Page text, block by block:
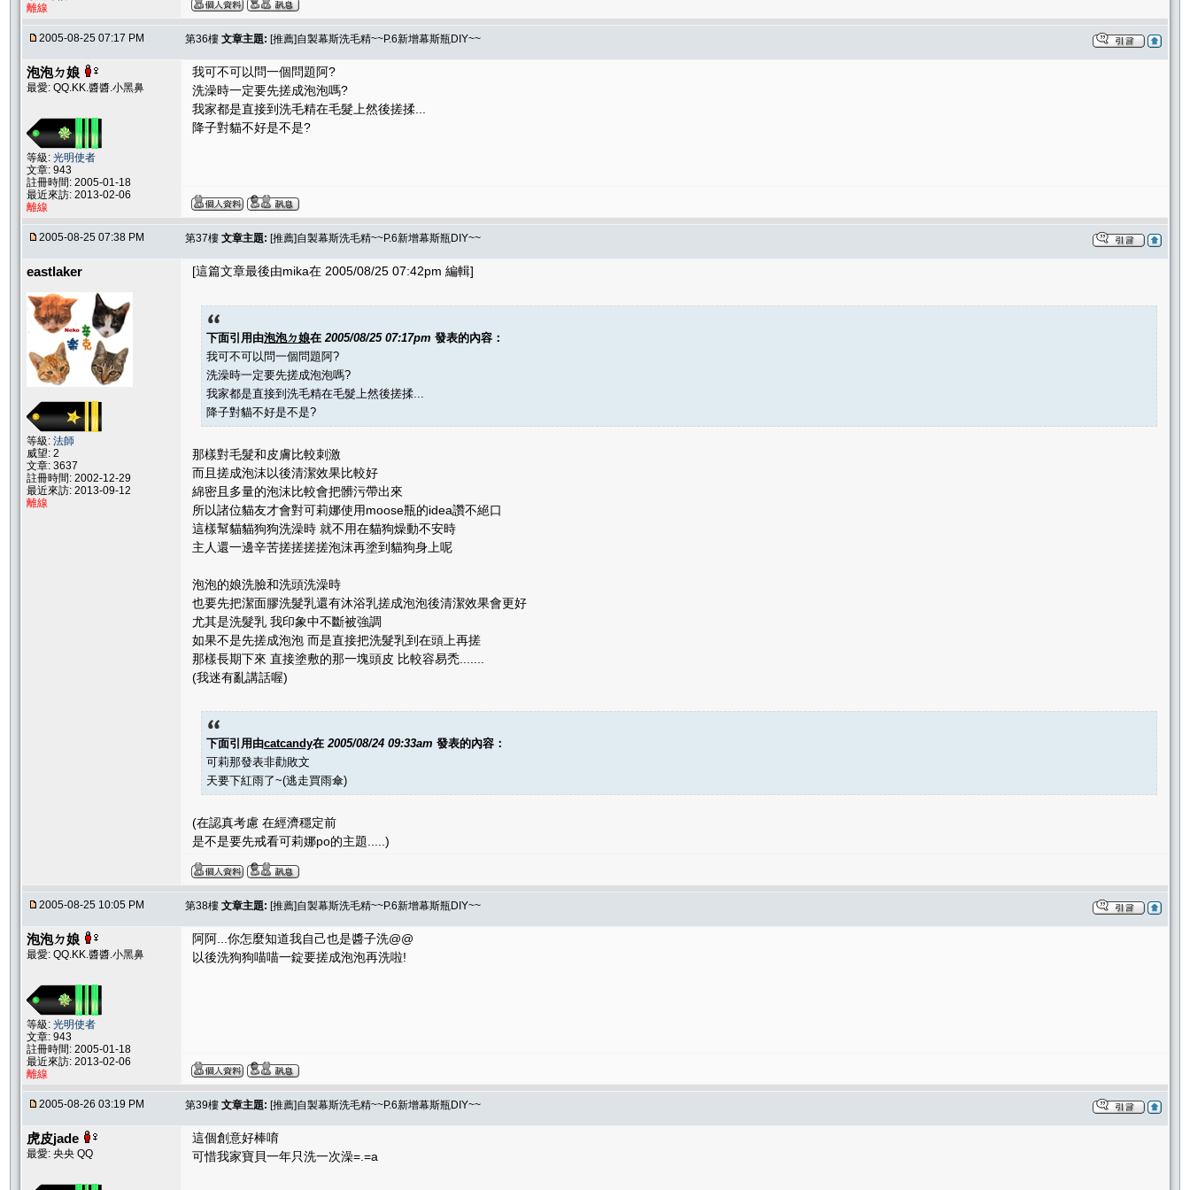
離線
2005-08-25 07:17 PM 第36樓 文章主題: [推薦]自製幕斯洗毛精~~P.6新增幕斯瓶DIY~~
泡泡ㄉ娘
最愛: QQ.KK.醬醬.小黑鼻
等級: 光明使者
文章: 943
註冊時間: 2005-01-18
最近來訪: 2013-02-06
離線
我可不可以問一個問題阿?
洗澡時一定要先搓成泡泡嗎?
我家都是直接到洗毛精在毛髮上然後搓揉...
降子對貓不好是不是?
2005-08-25 07:38 PM 第37樓 文章主題: [推薦]自製幕斯洗毛精~~P.6新增幕斯瓶DIY~~
eastlaker
等級: 法師
威望: 2
文章: 3637
註冊時間: 2002-12-29
最近來訪: 2013-09-12
離線
[這篇文章最後由mika在 2005/08/25 07:42pm 編輯]
下面引用由泡泡ㄉ娘在 2005/08/25 07:17pm 發表的內容：
我可不可以問一個問題阿?
洗澡時一定要先搓成泡泡嗎?
我家都是直接到洗毛精在毛髮上然後搓揉...
降子對貓不好是不是?
那樣對毛髮和皮膚比較刺激
而且搓成泡沫以後清潔效果比較好
綿密且多量的泡沫比較會把髒污帶出來
所以諸位貓友才會對可莉娜使用moose瓶的idea讚不絕口
這樣幫貓貓狗狗洗澡時 就不用在貓狗燥動不安時
主人還一邊辛苦搓搓搓搓泡沫再塗到貓狗身上呢
泡泡的娘洗臉和洗頭洗澡時
也要先把潔面膠洗髮乳還有沐浴乳搓成泡泡後清潔效果會更好
尤其是洗髮乳 我印象中不斷被強調
如果不是先搓成泡泡 而是直接把洗髮乳到在頭上再搓
那樣長期下來 直接塗敷的那一塊頭皮 比較容易禿.......
(我迷有亂講話喔)
下面引用由catcandy在2005/08/24 09:33am 發表的內容：
可莉那發表非勸敗文
天要下紅雨了~(逃走買雨傘)
(在認真考慮 在經濟穩定前
是不是要先戒看可莉娜po的主題.....)
2005-08-25 10:05 PM 第38樓 文章主題: [推薦]自製幕斯洗毛精~~P.6新增幕斯瓶DIY~~
泡泡ㄉ娘
最愛: QQ.KK.醬醬.小黑鼻
等級: 光明使者
文章: 943
註冊時間: 2005-01-18
最近來訪: 2013-02-06
離線
阿阿...你怎麼知道我自己也是醬子洗@@
以後洗狗狗喵喵一錠要搓成泡泡再洗啦!
2005-08-26 03:19 PM 第39樓 文章主題: [推薦]自製幕斯洗毛精~~P.6新增幕斯瓶DIY~~
虎皮jade
最愛: 央央 QQ
這個創意好棒唷
可惜我家寶貝一年只洗一次澡=.=a